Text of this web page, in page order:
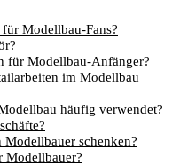
Modellbau-Fans?
für Modellbau-Anfänger?
im Modellbau
häufig verwendet?
schenken?
Modellbauer?